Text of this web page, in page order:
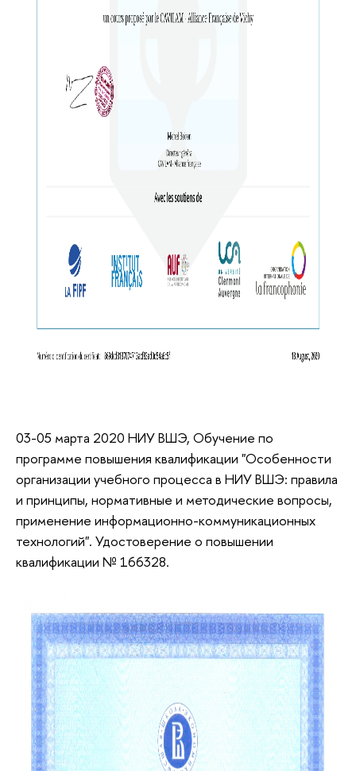
03-05 марта 2020 НИУ ВШЭ, Обучение по
программе повышения квалификации "Особенности
организации учебного процесса в НИУ ВШЭ: правила
и принципы, нормативные и методические вопросы,
применение информационно-коммуникационных
технологий". Удостоверение о повышении
квалификации № 166328.